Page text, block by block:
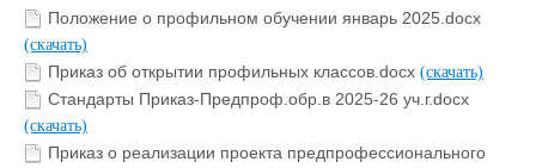
Положение о профильном обучении январь 2025.docx
(скачать)
Приказ об открытии профильных классов.docx (скачать)
Стандарты Приказ-Предпроф.обр.в 2025-26 уч.г.docx
(скачать)
Приказ о реализации проекта предпрофессионального